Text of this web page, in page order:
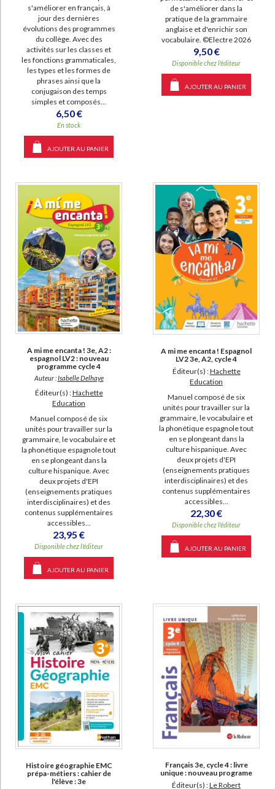
s'améliorer en français, à
jour des dernières
évolutions des programmes
du collège. Avec des
activités sur les classes et
les fonctions grammaticales,
les types et les formes de
phrases ainsi que la
conjugaison des temps
simples et composés...
6,50 €
En stock
AJOUTER AU PANIER
de s'améliorer dans la
pratique de la grammaire
anglaise et d'enrichir son
vocabulaire. ©Electre 2026
9,50 €
Disponible chez l'éditeur
AJOUTER AU PANIER
A mi me encanta ! 3e, A2 :
espagnol LV2 : nouveau
programme cycle 4
Auteur :Isabelle Delhaye
Éditeur(s) :Hachette
Education
Manuel composé de six
unités pour travailler sur la
grammaire, le vocabulaire et
la phonétique espagnole tout
en se plongeant dans la
culture hispanique. Avec
deux projets d'EPI
(enseignements pratiques
interdisciplinaires) et des
contenus supplémentaires
accessibles...
23,95 €
Disponible chez l'éditeur
AJOUTER AU PANIER
A mi me encanta ! Espagnol
LV2 3e, A2, cycle 4
Éditeur(s) :Hachette
Education
Manuel composé de six
unités pour travailler sur la
grammaire, le vocabulaire et
la phonétique espagnole tout
en se plongeant dans la
culture hispanique. Avec
deux projets d'EPI
(enseignements pratiques
interdisciplinaires) et des
contenus supplémentaires
accessibles...
22,30 €
Disponible chez l'éditeur
AJOUTER AU PANIER
Histoire géographie EMC
prépa-métiers : cahier de
l'élève : 3e
Français 3e, cycle 4 : livre
unique : nouveau programe
Éditeur(s) :Le Robert